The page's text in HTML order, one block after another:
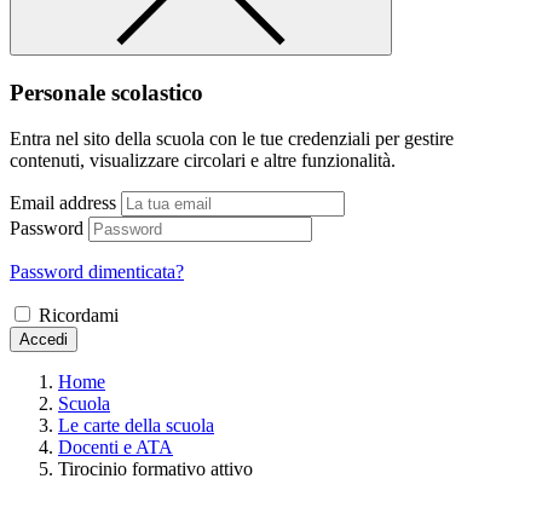
Personale scolastico
Entra nel sito della scuola con le tue credenziali per gestire
contenuti, visualizzare circolari e altre funzionalità.
Email address
Password
Password dimenticata?
Ricordami
Accedi
Home
Scuola
Le carte della scuola
Docenti e ATA
Tirocinio formativo attivo